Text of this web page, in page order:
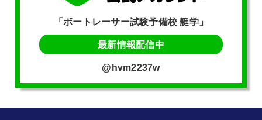
「ボートレーサー試験予備校 艇学」
最新情報配信中
@hvm2237w